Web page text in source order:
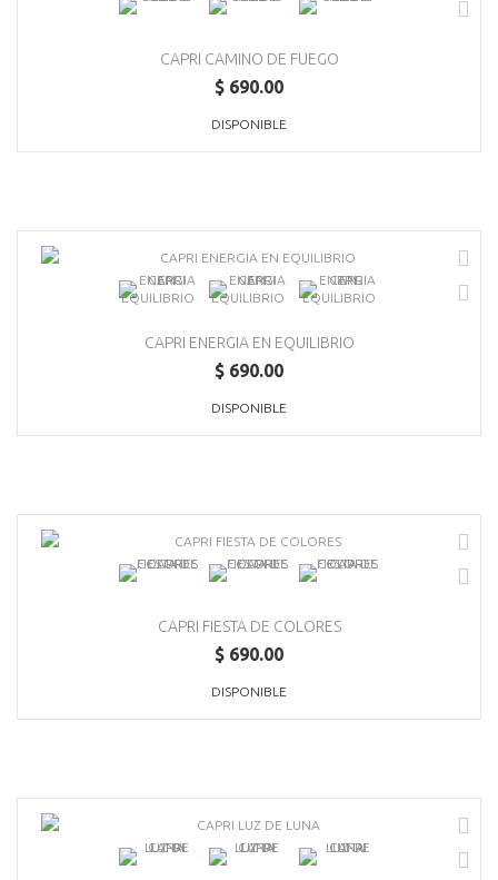
CAPRI CAMINO DE FUEGO
$ 690.00
DISPONIBLE
CAPRI ENERGIA EN EQUILIBRIO
$ 690.00
DISPONIBLE
CAPRI FIESTA DE COLORES
$ 690.00
DISPONIBLE